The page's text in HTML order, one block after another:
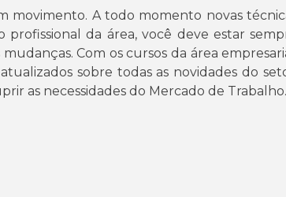
movimento. A todo momento novas
profissional da área, você deve estar
Com os cursos da área
sobre todas as novidades do
as necessidades do Mercado de Trabalho.